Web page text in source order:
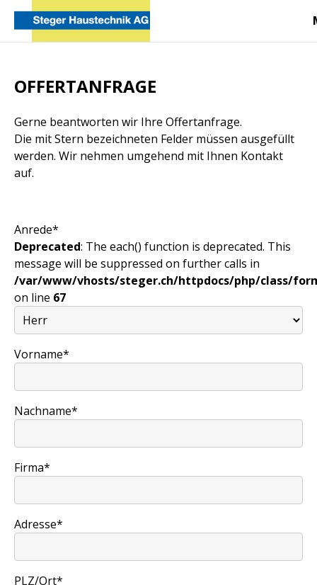
OFFERTANFRAGE
Gerne beantworten wir Ihre Offertanfrage.
Die mit Stern bezeichneten Felder müssen ausgefüllt
werden. Wir nehmen umgehend mit Ihnen Kontakt
auf.
Anrede*
Deprecated: The each() function is deprecated. This
message will be suppressed on further calls in
/var/www/vhosts/steger.ch/httpdocs/php/class/
on line 67
Vorname*
Nachname*
Firma*
Adresse*
PLZ/Ort*